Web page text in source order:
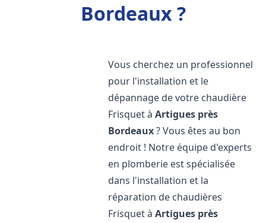
Bordeaux ?
Vous cherchez un professionnel
pour l'installation et le
dépannage de votre chaudière
Frisquet àArtigues près
Bordeaux? Vous êtes au bon
endroit ! Notre équipe d'experts
en plomberie est spécialisée
dans l'installation et la
réparation de chaudières
Frisquet àArtigues près